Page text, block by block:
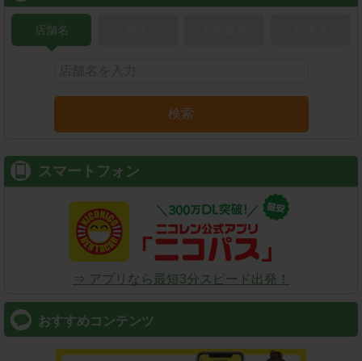
店舗名
検索
スマートフォン
⇒ アプリなら最短3分スピード出発！
おすすめコンテンツ